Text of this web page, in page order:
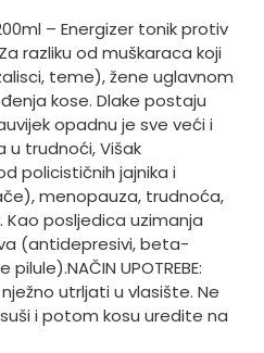
– Energizer tonik protiv
Za razliku od muškaraca koji
teme), žene uglavnom
kose. Dlake postaju
opadnu je sve veći i
u trudnoći, Višak
policističnih jajnika i
menopauza, trudnoća,
Kao posljedica uzimanja
(antidepresivi, beta-
pilule).NAČIN UPOTREBE:
utrljati u vlasište. Ne
i potom kosu uredite na